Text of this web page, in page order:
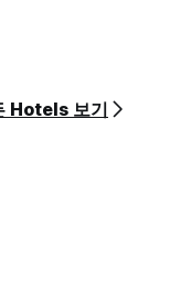
Hotels 보기